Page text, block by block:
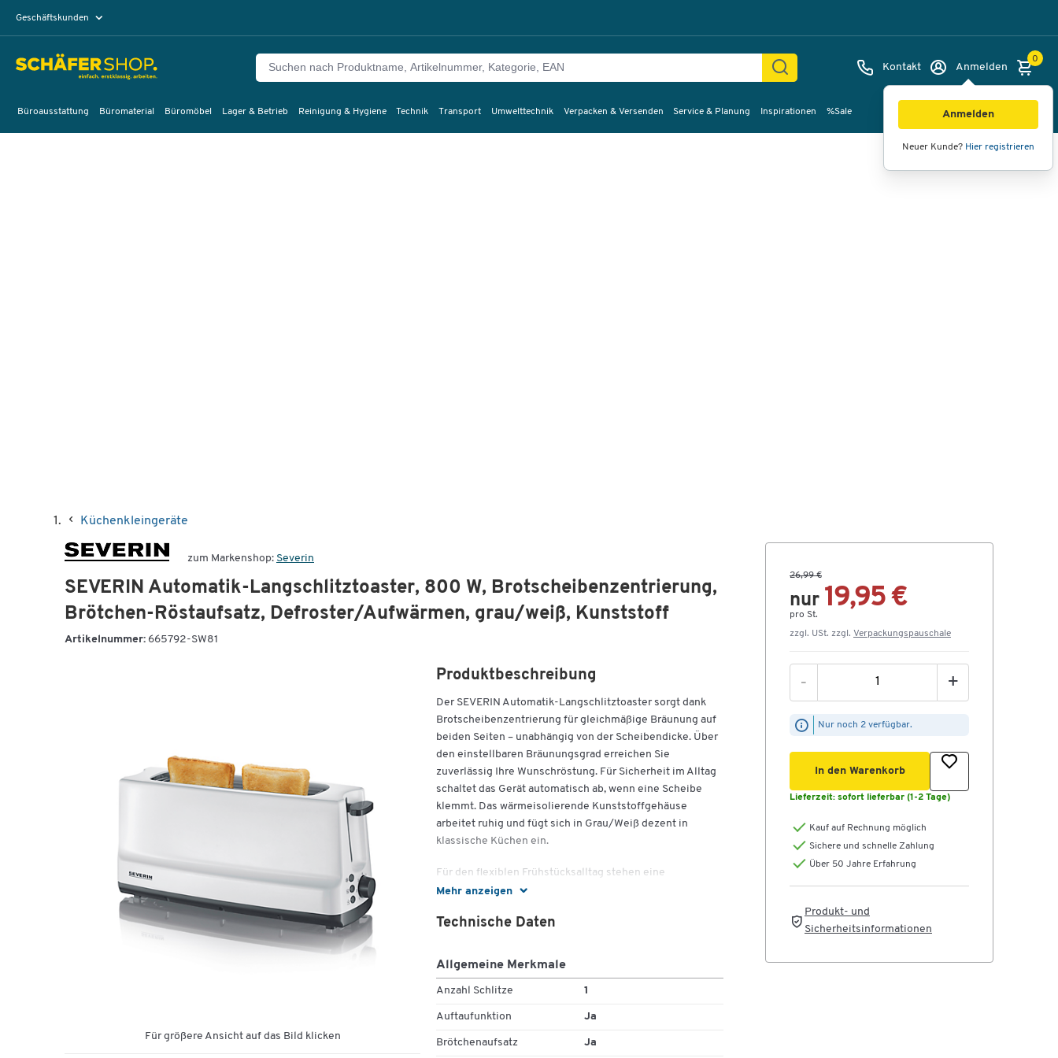
Geschäftskunden
Kontakt Anmelden
Anmelden
Neuer Kunde? Hier registrieren
0
Büroausstattung Büromaterial Büromöbel Lager & Betrieb Reinigung & Hygiene Technik Transport Umwelttechnik Verpacken & Versenden Service & Planung Inspirationen %Sale
Küchenkleingeräte
zum Markenshop: Severin
SEVERIN Automatik-Langschlitztoaster, 800 W, Brotscheibenzentrierung,
Brötchen-Röstaufsatz, Defroster/Aufwärmen, grau/weiß, Kunststoff
Artikelnummer: 665792-SW81
Für größere Ansicht auf das Bild klicken
Mehr anzeigen
Produktbeschreibung
Der SEVERIN Automatik-Langschlitztoaster sorgt dank
Brotscheibenzentrierung für gleichmäßige Bräunung auf
beiden Seiten – unabhängig von der Scheibendicke. Über
den einstellbaren Bräunungsgrad erreichen Sie
zuverlässig Ihre Wunschröstung. Für Sicherheit im Alltag
schaltet das Gerät automatisch ab, wenn eine Scheibe
klemmt. Das wärmeisolierende Kunststoffgehäuse
arbeitet ruhig und fügt sich in Grau/Weiß dezent in
klassische Küchen ein.
Für den flexiblen Frühstücksalltag stehen eine
Defroster‑Stufe zum Auftauen und eine Aufwärm‑Stufe
Brötchen‑Röstaufsatz spart Zubehör und erleichtert das
kontrollierte Beenden des Toastvorgangs. Kompakte
Produktmaße unterstützen die platzsparende Aufstellung
und eine aufgeräumte Arbeitsfläche.
Technische Daten
Allgemeine Merkmale
Anzahl Schlitze 1
Auftaufunktion Ja
Brötchenaufsatz Ja
26,99 €
nur 19,95 €
pro St.
zzgl. USt. zzgl. Verpackungspauschale
- +
Nur noch 2 verfügbar.
In den Warenkorb
Lieferzeit: sofort lieferbar (1-2 Tage)
Kauf auf Rechnung möglich
Sichere und schnelle Zahlung
Über 50 Jahre Erfahrung
Produkt- und
Sicherheitsinformationen
Bilder Videos 360°-Ansicht